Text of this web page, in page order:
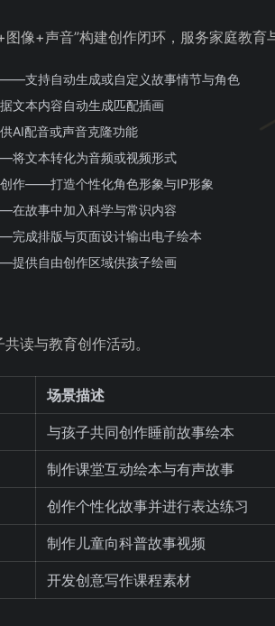
像+声音”构建创作闭环，服务家庭教育
支持自动生成或自定义故事情节与角色
文本内容自动生成匹配插画
AI配音或声音克隆功能
将文本转化为音频或视频形式
作——打造个性化角色形象与IP形象
在故事中加入科学与常识内容
完成排版与页面设计输出电子绘本
提供自由创作区域供孩子绘画
读与教育创作活动。
场景描述
与孩子共同创作睡前故事绘本
制作课堂互动绘本与有声故事
创作个性化故事并进行表达练习
制作儿童向科普故事视频
开发创意写作课程素材